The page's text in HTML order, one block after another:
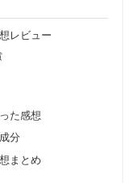
レビュー
た感想
分
まとめ